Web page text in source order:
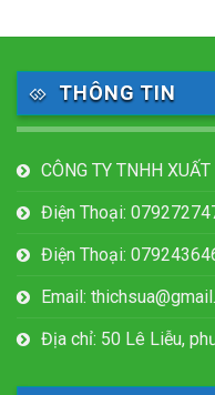
THÔNG TIN
CÔNG TY TNHH
Điện Thoại:
Điện Thoại:
Email:
Địa chỉ: 50 Lê Liễu,